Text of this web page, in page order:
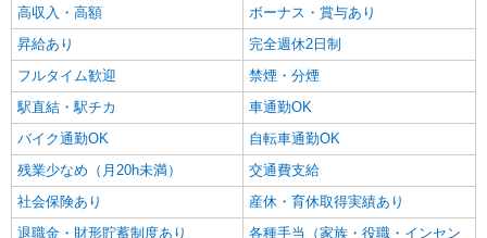
名鉄一宮駅＊年齢不問◎未経験から安定した業
界へ＊サ高住
時給1500円〜2125円 ＜日払い有/週払い有/交
通費全支給(ガソリン代含む)＞
キープ 詳細を見る
高収入・高額
ボーナス・賞与あり
昇給あり
完全週休2日制
フルタイム歓迎
禁煙・分煙
駅直結・駅チカ
車通勤OK
バイク通勤OK
自転車通勤OK
残業少なめ（月20h未満）
交通費支給
社会保険あり
産休・育休取得実績あり
退職金・財形貯蓄制度あり
各種手当（家族・役職・インセン